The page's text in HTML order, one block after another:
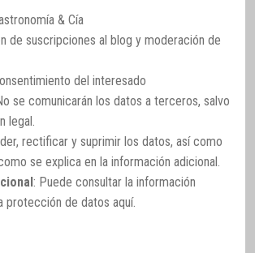
& Cía
de suscripciones al blog y moderación de
del interesado
se comunicarán los datos a terceros, salvo
legal.
rectificar y suprimir los datos, así como
se explica en la información adicional.
: Puede consultar la información
protección de datos aquí.